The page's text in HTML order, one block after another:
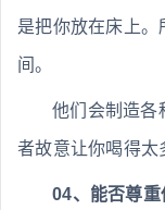
是把你放在床上。
间。
他们会制造各
者故意让你喝得太
04、能否尊重